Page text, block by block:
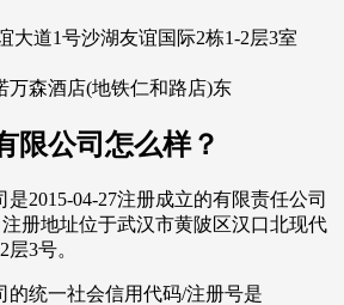
大道1号沙湖友谊国际2栋1-2层3室
万森酒店(地铁仁和路店)东
限公司怎么样？
2015-04-27注册成立的有限责任公司
册地址位于武汉市黄陂区汉口北现代
3号。
的统一社会信用代码/注册号是